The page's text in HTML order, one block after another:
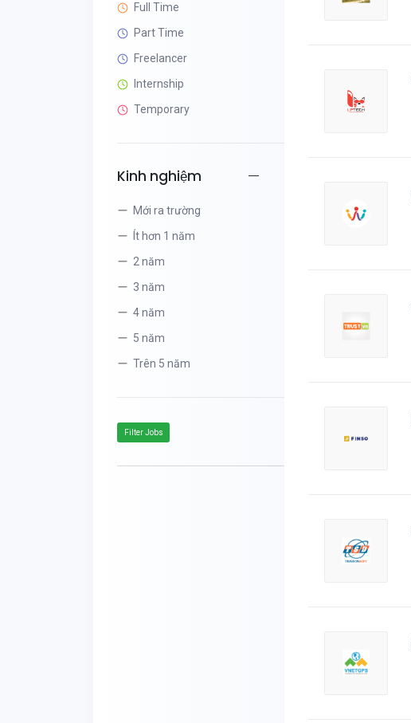
Full Time
Part Time
Freelancer
Internship
Temporary
Kinh nghiệm
Mới ra trường
Ít hơn 1 năm
2 năm
3 năm
4 năm
5 năm
Trên 5 năm
Filter Jobs